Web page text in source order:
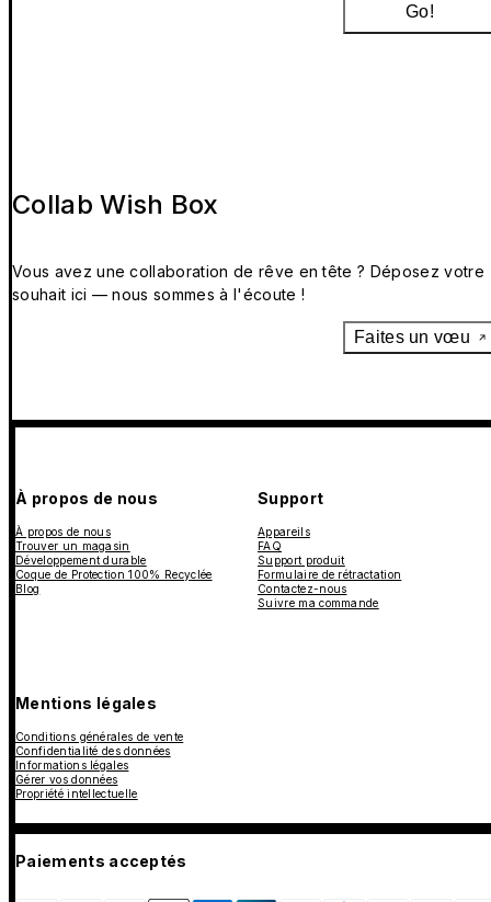
Go!
Collab Wish Box
Vous avez une collaboration de rêve en tête ? Déposez votre
souhait ici — nous sommes à l'écoute !
Faites un vœu
À propos de nous
À propos de nous
Trouver un magasin
Développement durable
Coque de Protection 100% Recyclée
Blog
Support
Appareils
FAQ
Support produit
Formulaire de rétractation
Contactez-nous
Suivre ma commande
Mentions légales
Conditions générales de vente
Confidentialité des données
Informations légales
Gérer vos données
Propriété intellectuelle
Paiements acceptés